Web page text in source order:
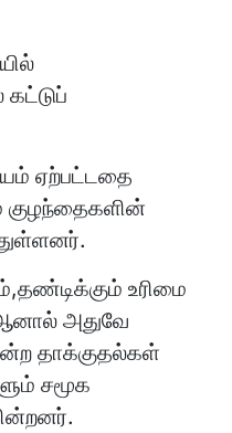
ஏற்பட்டதை
குழந்தைகளின்
உரிமை
அதுவே
தாக்குதல்கள்
சமூக